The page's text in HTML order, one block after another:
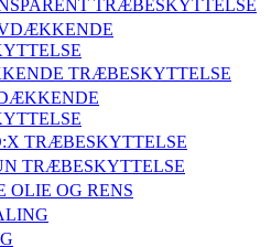
TRÆBESKYTTELSE
TRÆBESKYTTELSE
TRÆBESKYTTELSE
TRÆBESKYTTELSE
OLIE OG RENS